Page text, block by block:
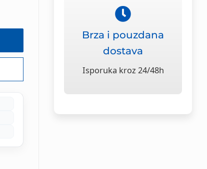
Brza i pouzdana
dostava
Isporuka kroz 24/48h